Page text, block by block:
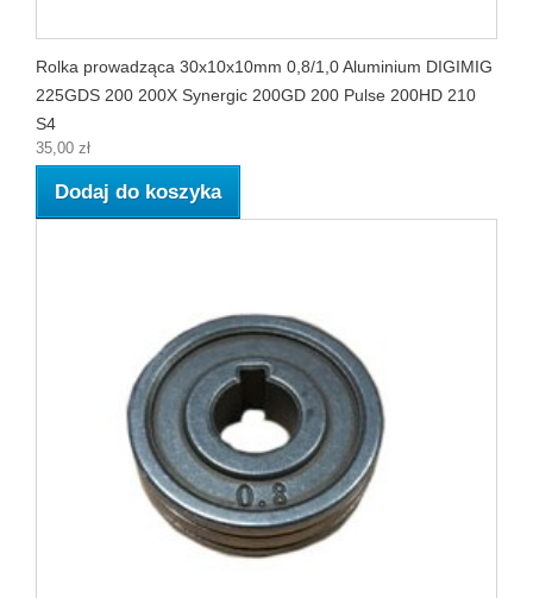
Rolka prowadząca 30x10x10mm 0,8/1,0 Aluminium DIGIMIG
225GDS 200 200X Synergic 200GD 200 Pulse 200HD 210
S4
35,00 zł
Dodaj do koszyka